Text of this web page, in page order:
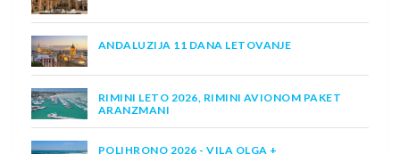
ANDALUZIJA 11 DANA LETOVANJE
RIMINI LETO 2026, RIMINI AVIONOM PAKET
ARANZMANI
POLIHRONO 2026 - VILA OLGA +